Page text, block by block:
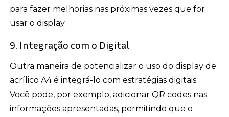
para fazer melhorias nas próximas vezes que for
usar o display.
9. Integração com o Digital
Outra maneira de potencializar o uso do display de
acrílico A4 é integrá-lo com estratégias digitais.
Você pode, por exemplo, adicionar QR codes nas
informações apresentadas, permitindo que o